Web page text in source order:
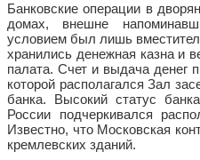
Банковские операции в
домах, внешне
условием был лишь
хранились денежная казна и
палата. Счет и выдача денег
которой располагался Зал
банка. Высокий статус
России подчеркивался
Известно, что Московская
кремлевских зданий.